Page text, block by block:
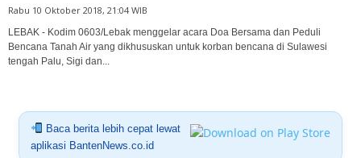
Rabu 10 Oktober 2018, 21:04 WIB
LEBAK - Kodim 0603/Lebak menggelar acara Doa Bersama dan Peduli
Bencana Tanah Air yang dikhususkan untuk korban bencana di Sulawesi
tengah Palu, Sigi dan...
Baca berita lebih cepat lewat
aplikasi BantenNews.co.id